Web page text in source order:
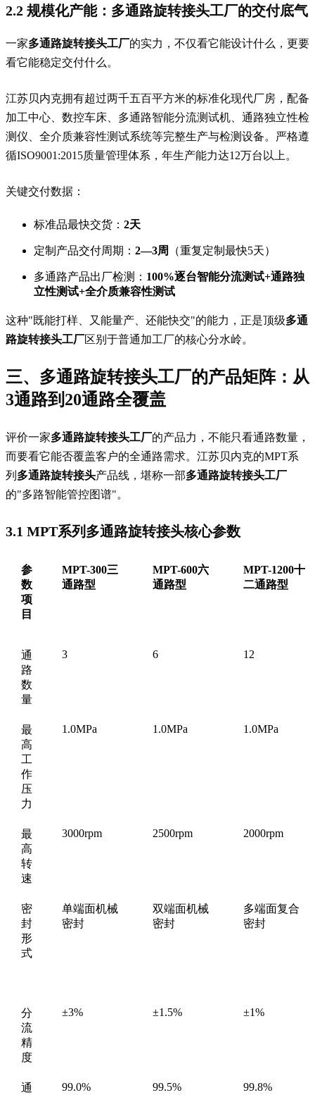
2.2 规模化产能：多通路旋转接头工厂的交付底气
一家多通路旋转接头工厂的实力，不仅看它能设计什么，更要
看它能稳定交付什么。
江苏贝内克拥有超过两千五百平方米的标准化现代厂房，配备
加工中心、数控车床、多通路智能分流测试机、通路独立性检
测仪、全介质兼容性测试系统等完整生产与检测设备。严格遵
循ISO9001:2015质量管理体系，年生产能力达12万台以上。
关键交付数据：
标准品最快交货： 2天
定制产品交付周期： 2—3周 （重复定制最快5天）
多通路产品出厂检测： 100%逐台智能分流测试+通路独
立性测试+全介质兼容性测试
这种"既能打样、又能量产、还能快交"的能力，正是顶级多通
路旋转接头工厂区别于普通加工厂的核心分水岭。
三、多通路旋转接头工厂的产品矩阵：从
3通路到20通路全覆盖
评价一家多通路旋转接头工厂的产品力，不能只看通路数量，
而要看它能否覆盖客户的全通路需求。江苏贝内克的MPT系
列 多通路旋转接头产品线，堪称一部多通路旋转接头工厂
的"多路智能管控图谱"。
3.1 MPT系列多通路旋转接头核心参数
参
数
项
目
MPT-300三
通路型
MPT-600六
通路型
MPT-1200十
二通路型
通
路
数
量
3 6 12
最
高
工
作
压
力
1.0MPa 1.0MPa 1.0MPa
最
高
转
速
3000rpm 2500rpm 2000rpm
密
封
形
式
单端面机械
密封
双端面机械
密封
多端面复合
密封
分
流
精
度
±3% ±1.5% ±1%
通 99.0% 99.5% 99.8%